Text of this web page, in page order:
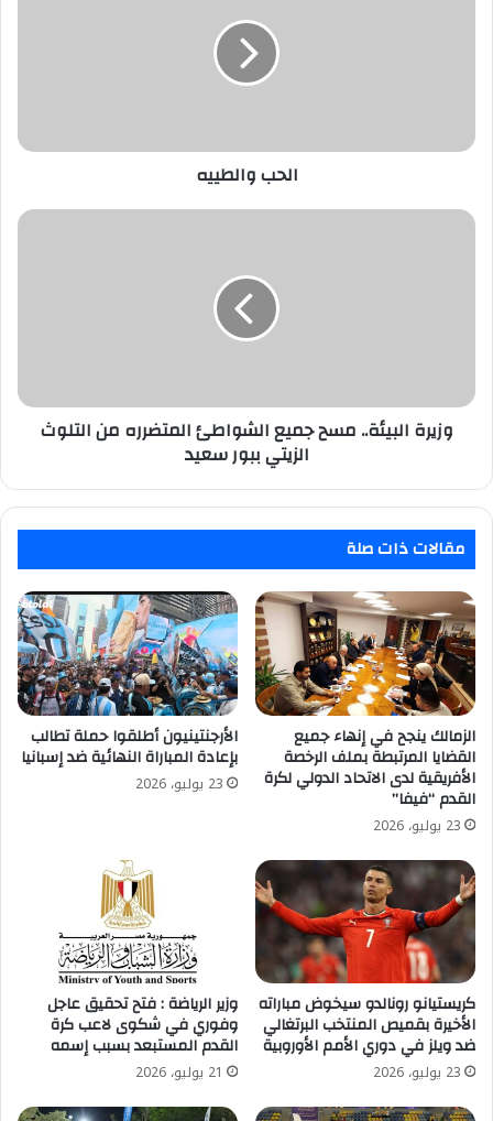
الحب والطييه
وزيرة
الزيتي
سعيد
وزيرة البيئة.. مسح جميع الشواطئ المتضرره من التلوث
الزيتي ببور سعيد
مقالات ذات صلة
الزمالك ينجح في إنهاء جميع
القضايا المرتبطة بملف الرخصة
الأفريقية لدى الاتحاد الدولي لكرة
القدم “فيفا”
23 يوليو، 2026
الأرجنتينيون أطلقوا حملة تطالب
بإعادة المباراة النهائية ضد إسبانيا
23 يوليو، 2026
كريستيانو رونالدو سيخوض مباراته
الأخيرة بقميص المنتخب البرتغالي
ضد ويلز في دوري الأمم الأوروبية
23 يوليو، 2026
وزير الرياضة : فتح تحقيق عاجل
وفوري في شكوى لاعب كرة
القدم المستبعد بسبب إسمه
21 يوليو، 2026